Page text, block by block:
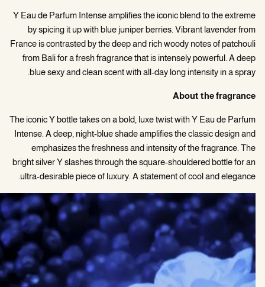
Y Eau de Parfum Intense amplifies the iconic blend to the extreme
by spicing it up with blue juniper berries. Vibrant lavender from
France is contrasted by the deep and rich woody notes of patchouli
from Bali for a fresh fragrance that is intensely powerful. A deep
blue sexy and clean scent with all-day long intensity in a spray.
About the fragrance
The iconic Y bottle takes on a bold, luxe twist with Y Eau de Parfum
Intense. A deep, night-blue shade amplifies the classic design and
emphasizes the freshness and intensity of the fragrance. The
bright silver Y slashes through the square-shouldered bottle for an
ultra-desirable piece of luxury. A statement of cool and elegance.